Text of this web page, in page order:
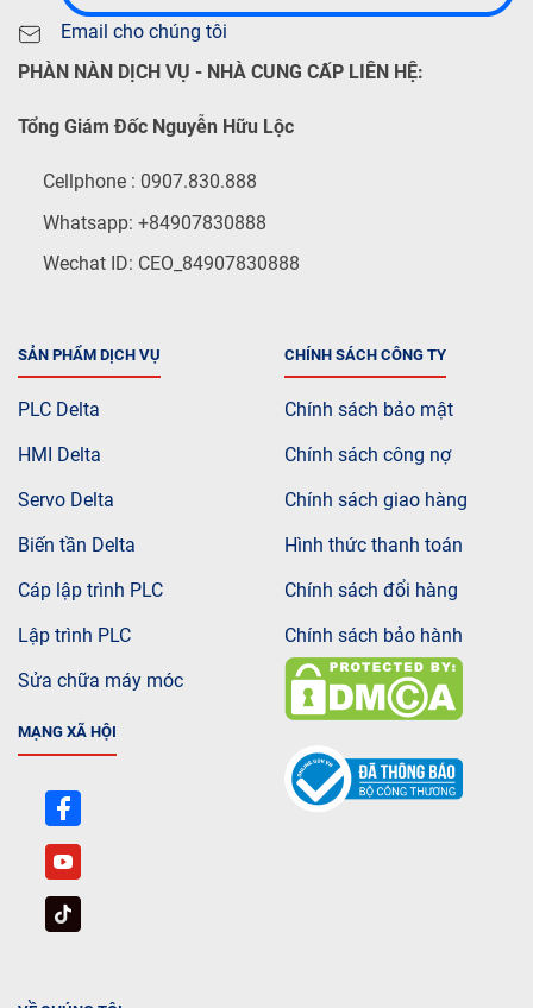
Email cho chúng tôi
PHÀN NÀN DỊCH VỤ - NHÀ CUNG CẤP LIÊN HỆ:
Tổng Giám Đốc Nguyễn Hữu Lộc
Cellphone : 0907.830.888
Whatsapp: +84907830888
Wechat ID: CEO_84907830888
SẢN PHẨM DỊCH VỤ
PLC Delta
HMI Delta
Servo Delta
Biến tần Delta
Cáp lập trình PLC
Lập trình PLC
Sửa chữa máy móc
MẠNG XÃ HỘI
CHÍNH SÁCH CÔNG TY
Chính sách bảo mật
Chính sách công nợ
Chính sách giao hàng
Hình thức thanh toán
Chính sách đổi hàng
Chính sách bảo hành